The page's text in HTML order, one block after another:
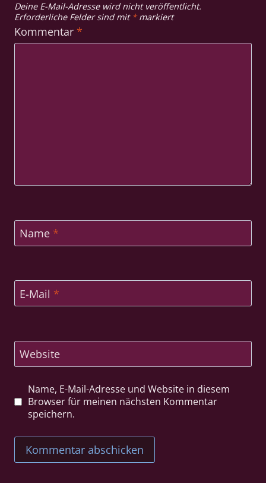
Deine E-Mail-Adresse wird nicht veröffentlicht.
Erforderliche Felder sind mit *markiert
Kommentar *
Name *
E-Mail *
Website
Name, E-Mail-Adresse und Website in diesem
Browser für meinen nächsten Kommentar
speichern.